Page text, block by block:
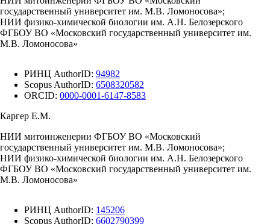
государственный университет им. М.В. Ломоносова»;
НИИ физико-химической биологии им. А.Н. Белозерского
ФГБОУ ВО «Московский государственный университет им.
М.В. Ломоносова»
РИНЦ AuthorID: 94982
Scopus AuthorID: 6508320582
ORCID: 0000-0001-6147-8583
Каргер Е.М.
НИИ митоинженерии ФГБОУ ВО «Московский
государственный университет им. М.В. Ломоносова»;
НИИ физико-химической биологии им. А.Н. Белозерского
ФГБОУ ВО «Московский государственный университет им.
М.В. Ломоносова»
РИНЦ AuthorID: 145206
Scopus AuthorID: 6602790399